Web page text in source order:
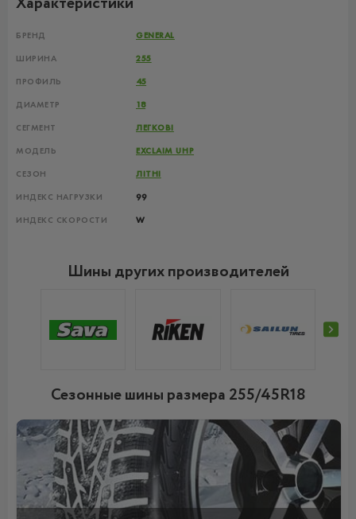
БРЕНД GENERAL
ШИРИНА 255
ПРОФИЛЬ 45
ДИАМЕТР 18
СЕГМЕНТ ЛЕГКОВІ
МОДЕЛЬ EXCLAIM UHP
СЕЗОН ЛІТНІ
ИНДЕКС НАГРУЗКИ 99
ИНДЕКС СКОРОСТИ W
Шины других производителей
Сезонные шины размера 255/45R18